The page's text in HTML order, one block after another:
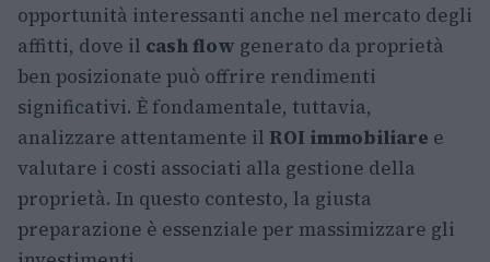
opportunità interessanti anche nel mercato degli
affitti, dove il cash flow generato da proprietà
ben posizionate può offrire rendimenti
significativi. È fondamentale, tuttavia,
analizzare attentamente il ROI immobiliare e
valutare i costi associati alla gestione della
proprietà. In questo contesto, la giusta
preparazione è essenziale per massimizzare gli